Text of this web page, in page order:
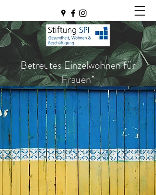
Betreutes Einzelwohnen für
Frauen*